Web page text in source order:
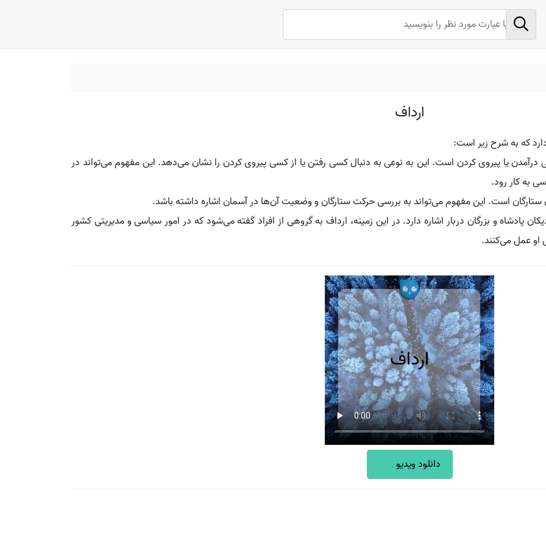
ارداف
که به شرح زیر است:
درآمدن یا پیروی کردن است. این به نوعی به دنبال کسی رفتن یا از کسی پیروی کردن را نشان می‌دهد. این مفهوم می‌تواند در
به کار رود.
ستارگان است. این مفهوم می‌تواند به بررسی حرکت ستارگان و وضعیت آن‌ها در آسمان اشاره داشته باشد.
پادشاه و بزرگان دربار اشاره دارد. در این زمینه، ارداف به گروهی از افراد گفته می‌شود که در امور سیاسی و مدیریتی کشور
او عمل می‌کنند.
دانلود ویدیو